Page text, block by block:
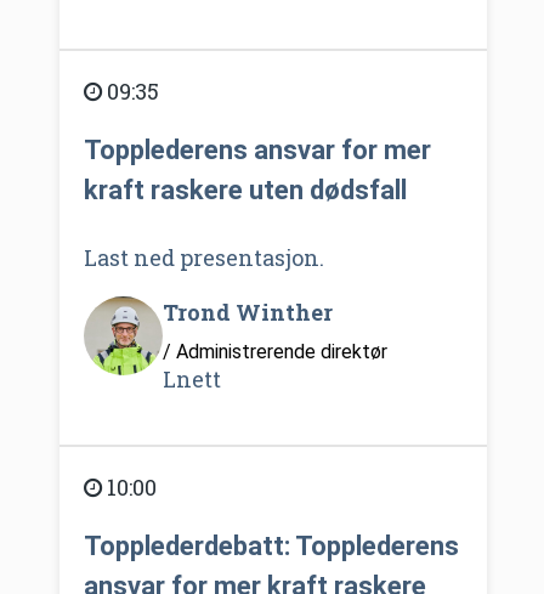
09:35
Topplederens ansvar for mer
kraft raskere uten dødsfall
Last ned presentasjon.
Trond Winther
/ Administrerende direktør
Lnett
10:00
Topplederdebatt: Topplederens
ansvar for mer kraft raskere